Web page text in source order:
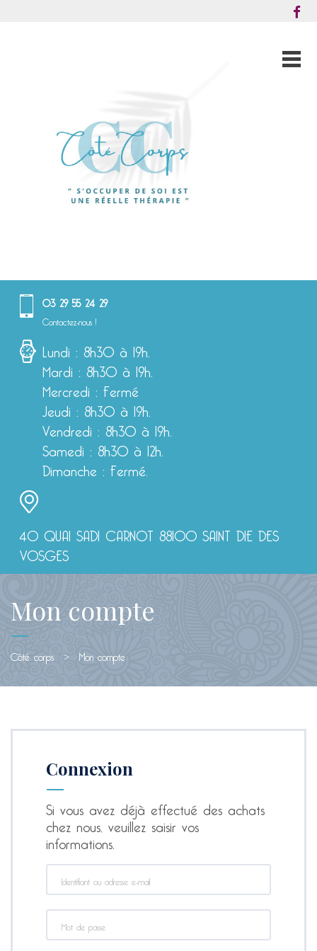
03 29 55 24 29
Contactez-nous !
Lundi : 8h30 à 19h.
Mardi : 8h30 à 19h.
Mercredi : Fermé
Jeudi : 8h30 à 19h.
Vendredi : 8h30 à 19h.
Samedi : 8h30 à 12h.
Dimanche : Fermé.
40 QUAI SADI CARNOT 88100 SAINT DIE DES
VOSGES
Mon compte
Côté corps > Mon compte
Connexion
Si vous avez déjà effectué des achats
chez nous, veuillez saisir vos
informations.